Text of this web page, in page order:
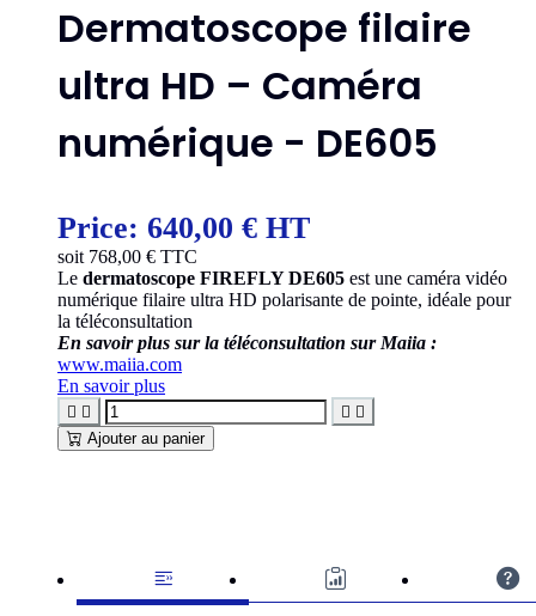
Dermatoscope filaire
ultra HD – Caméra
numérique - DE605
Price: 640,00 € HT
soit 768,00 € TTC
Le dermatoscope FIREFLY DE605 est une caméra vidéo
numérique filaire ultra HD polarisante de pointe, idéale pour
la téléconsultation
En savoir plus sur la téléconsultation sur Maiia :
www.maiia.com
En savoir plus
   
Ajouter au panier